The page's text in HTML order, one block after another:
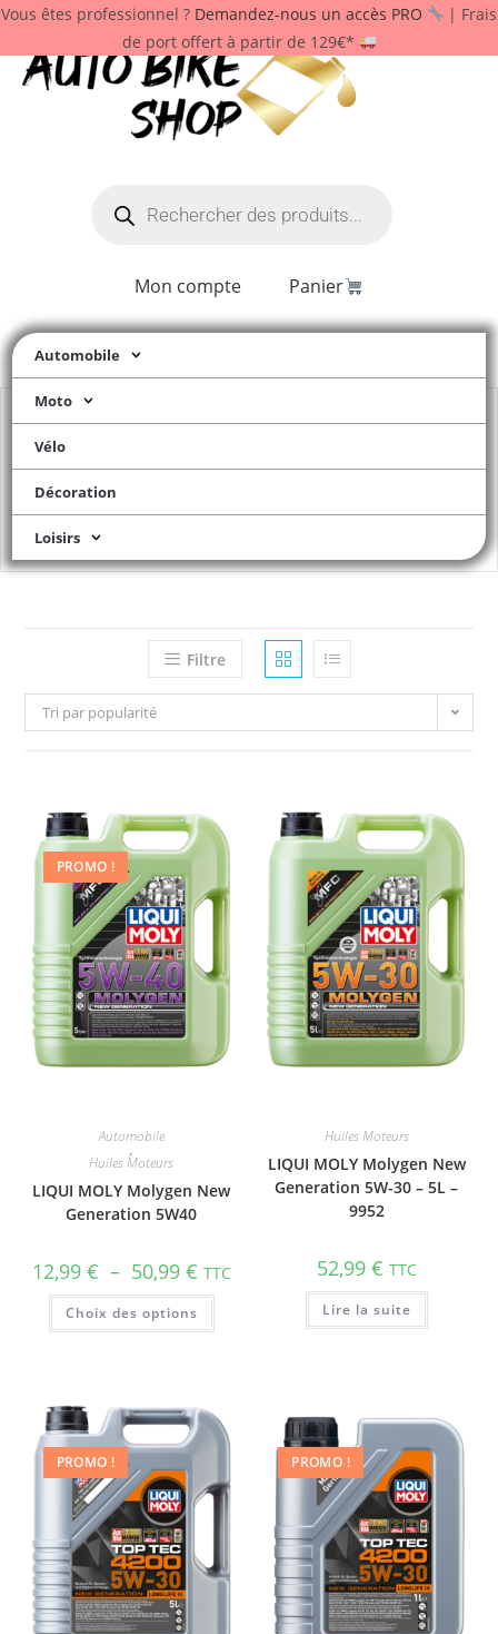
Vous êtes professionnel ? Demandez-nous un accès PRO
| Frais
de port offert à partir de 129€*
Mon compte Panier
Automobile
Moto
Vélo
Décoration
Loisirs
Filtre
Tri par popularité
PROMO !
Automobile
,
Huiles Moteurs
LIQUI MOLY Molygen New
Gene­ra­tion 5W40
12,99 € – 50,99 € TTC
Choix des options
Huiles Moteurs
LIQUI MOLY Molygen New
Generation 5W-30 – 5L –
9952
52,99 € TTC
Lire la suite
PROMO ! PROMO !